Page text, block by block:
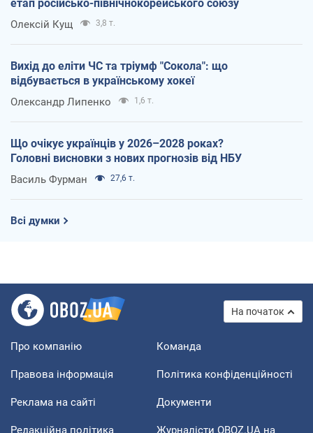
етап російсько-північнокорейського союзу
Олексій Кущ 3,8 т.
Вихід до еліти ЧС та тріумф "Сокола": що
відбувається в українському хокеї
Олександр Липенко 1,6 т.
Що очікує українців у 2026–2028 роках?
Головні висновки з нових прогнозів від НБУ
Василь Фурман 27,6 т.
Всі думки
На початок
Про компанію Команда
Правова інформація Політика конфіденційності
Реклама на сайті Документи
Редакційна політика
Журналісти OBOZ.UA на